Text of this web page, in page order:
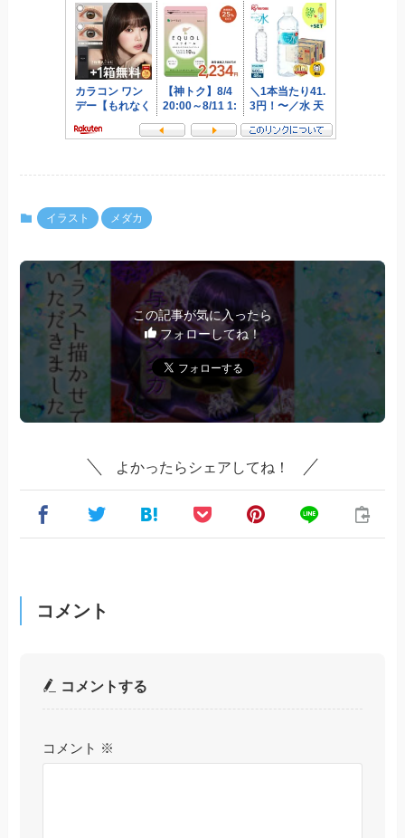
イラスト メダカ
この記事が気に入ったら
フォローしてね！
よかったらシェアしてね！
コメント
コメントする
コメント ※